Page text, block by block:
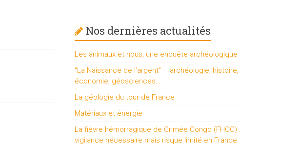
Nos dernières actualités
Les animaux et nous, une enquête archéologique
“La Naissance de l’argent” – archéologie, histoire,
économie, géosciences…
La géologie du tour de France
Matériaux et énergie
La fièvre hémorragique de Crimée Congo (FHCC) :
vigilance nécessaire mais risque limité en France.